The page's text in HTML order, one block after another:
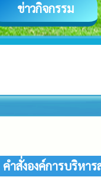
ข่าวกิจกรรม
คำสั่งองค์การบริหา